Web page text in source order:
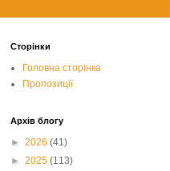
Сторінки
Головна сторінка
Пропозиції
Архів блогу
► 2026 (41)
► 2025 (113)